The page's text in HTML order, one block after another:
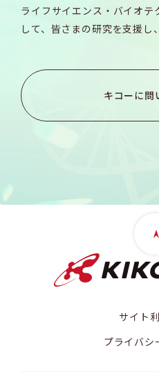
ライフサイエンス・バイオテ
して、 皆さまの研究を支援し
キコーに問
サイト
プライバシ